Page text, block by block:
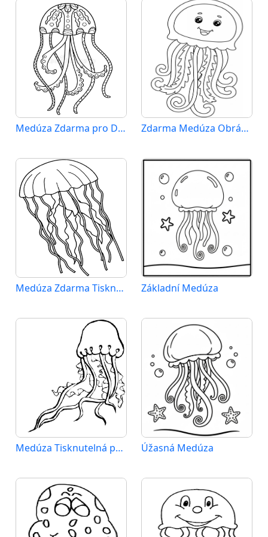
Medúza Zdarma pro Děti Zdarma Medúza Obrázek
Medúza Zdarma Tisknutelná Základní Medúza
Medúza Tisknutelná pro Děti Úžasná Medúza